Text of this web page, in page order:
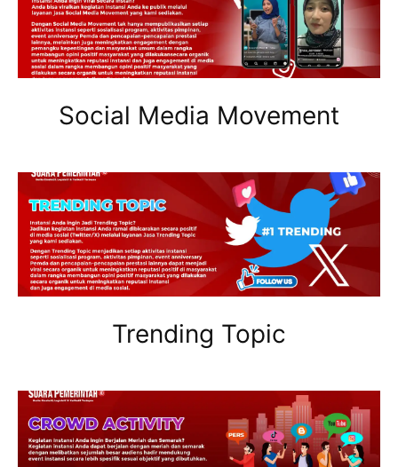
Social Media Movement
Trending Topic